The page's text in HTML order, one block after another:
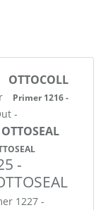
OTTOCOLL
Primer 1216 -
-
OTTOSEAL
-
1227 -